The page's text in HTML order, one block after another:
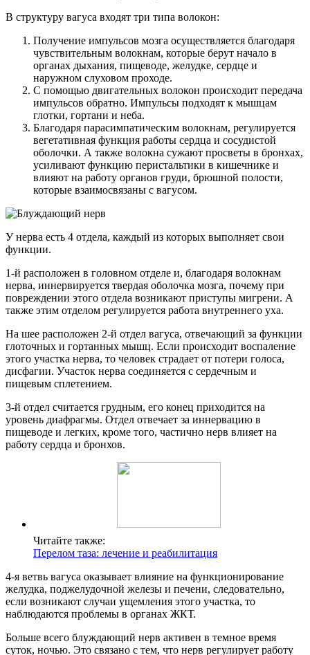
В структуру вагуса входят три типа волокон:
Получение импульсов мозга осуществляется благодаря
чувствительным волокнам, которые берут начало в
органах дыхания, пищеводе, желудке, сердце и
наружном слуховом проходе.
С помощью двигательных волокон происходит передача
импульсов обратно. Импульсы подходят к мышцам
глотки, гортани и неба.
Благодаря парасимпатическим волокнам, регулируется
вегетативная функция работы сердца и сосудистой
оболочки. А также волокна сужают просветы в бронхах,
усиливают функцию перистальтики в кишечнике и
влияют на работу органов груди, брюшной полости,
которые взаимосвязаны с вагусом.
У нерва есть 4 отдела, каждый из которых выполняет свои
функции.
1-й расположен в головном отделе и, благодаря волокнам
нерва, иннервируется твердая оболочка мозга, почему при
повреждении этого отдела возникают приступы мигрени. А
также этим отделом регулируется работа внутреннего уха.
На шее расположен 2-й отдел вагуса, отвечающий за функции
глоточных и гортанных мышц. Если происходит воспаление
этого участка нерва, то человек страдает от потери голоса,
дисфагии. Участок нерва соединяется с сердечным и
пищевым сплетением.
3-й отдел считается грудным, его конец приходится на
уровень диафрагмы. Отдел отвечает за иннервацию в
пищеводе и легких, кроме того, частично нерв влияет на
работу сердца и бронхов.
Читайте также:
Перелом таза: лечение и реабилитация
4-я ветвь вагуса оказывает влияние на функционирование
желудка, поджелудочной железы и печени, следовательно,
если возникают случаи ущемления этого участка, то
наблюдаются проблемы в органах ЖКТ.
Больше всего блуждающий нерв активен в темное время
суток, ночью. Это связано с тем, что нерв регулирует работу